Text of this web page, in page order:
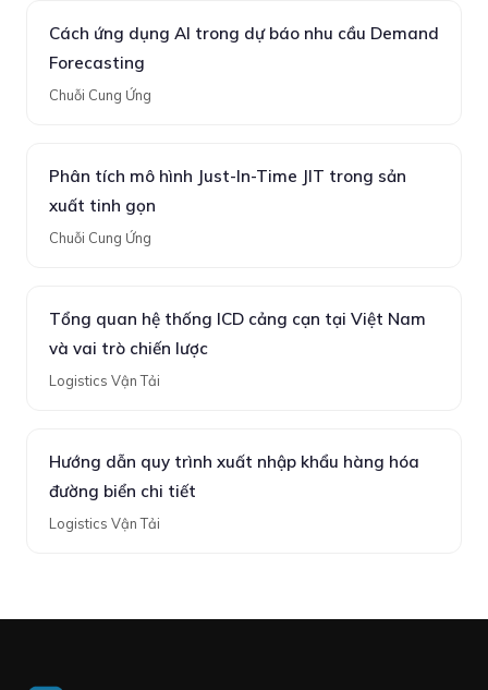
Cách ứng dụng AI trong dự báo nhu cầu Demand
Forecasting
Chuỗi Cung Ứng
Phân tích mô hình Just-In-Time JIT trong sản
xuất tinh gọn
Chuỗi Cung Ứng
Tổng quan hệ thống ICD cảng cạn tại Việt Nam
và vai trò chiến lược
Logistics Vận Tải
Hướng dẫn quy trình xuất nhập khẩu hàng hóa
đường biển chi tiết
Logistics Vận Tải